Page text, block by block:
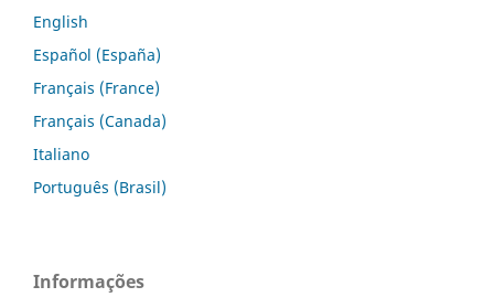
English
Español (España)
Français (France)
Français (Canada)
Italiano
Português (Brasil)
Informações